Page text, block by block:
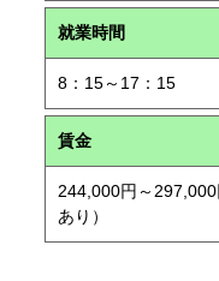
就業時間
8：15～17：15
賃金
244,000円～
あり）